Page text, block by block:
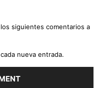
siguientes comentarios a
nueva entrada.